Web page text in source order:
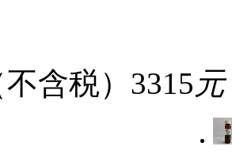
含税） 3315 元